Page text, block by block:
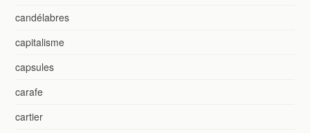
candélabres
capitalisme
capsules
carafe
cartier